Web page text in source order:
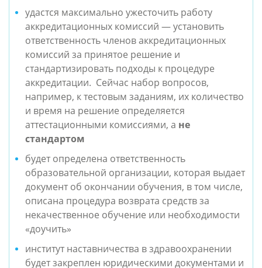
удастся максимально ужесточить работу
аккредитационных комиссий — установить
ответственность членов аккредитационных
комиссий за принятое решение и
стандартизировать подходы к процедуре
аккредитации.  Сейчас набор вопросов,
например, к тестовым заданиям, их количество
и время на решение определяется
аттестационными комиссиями, а не
стандартом
будет определена ответственность
образовательной организации, которая выдает
документ об окончании обучения, в том числе,
описана процедура возврата средств за
некачественное обучение или необходимости
«доучить»
институт наставничества в здравоохранении
будет закреплен юридическими документами и